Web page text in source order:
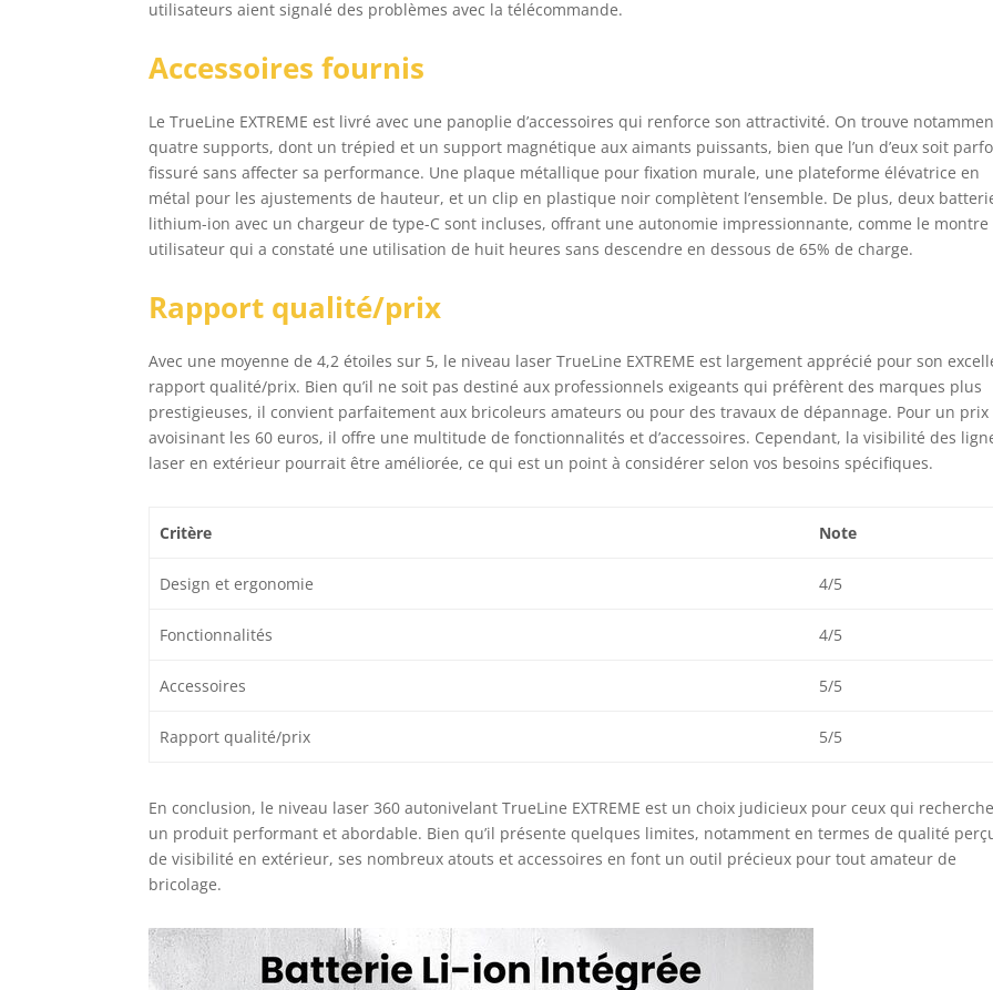
utilisateurs aient signalé des problèmes avec la télécommande.
Accessoires fournis
Le TrueLine EXTREME est livré avec une panoplie d’accessoires qui renforce son attractivité. On trouve
quatre supports, dont un trépied et un support magnétique aux aimants puissants, bien que l’un d’eux soit
fissuré sans affecter sa performance. Une plaque métallique pour fixation murale, une plateforme élévatrice en
métal pour les ajustements de hauteur, et un clip en plastique noir complètent l’ensemble. De plus, deux
lithium-ion avec un chargeur de type-C sont incluses, offrant une autonomie impressionnante, comme le
utilisateur qui a constaté une utilisation de huit heures sans descendre en dessous de 65% de charge.
Rapport qualité/prix
Avec une moyenne de 4,2 étoiles sur 5, le niveau laser TrueLine EXTREME est largement apprécié pour son
rapport qualité/prix. Bien qu’il ne soit pas destiné aux professionnels exigeants qui préfèrent des marques plus
prestigieuses, il convient parfaitement aux bricoleurs amateurs ou pour des travaux de dépannage. Pour un prix
avoisinant les 60 euros, il offre une multitude de fonctionnalités et d’accessoires. Cependant, la visibilité des
laser en extérieur pourrait être améliorée, ce qui est un point à considérer selon vos besoins spécifiques.
Critère Note
Design et ergonomie 4/5
Fonctionnalités 4/5
Accessoires 5/5
Rapport qualité/prix 5/5
En conclusion, le niveau laser 360 autonivelant TrueLine EXTREME est un choix judicieux pour ceux qui
un produit performant et abordable. Bien qu’il présente quelques limites, notamment en termes de qualité
de visibilité en extérieur, ses nombreux atouts et accessoires en font un outil précieux pour tout amateur de
bricolage.